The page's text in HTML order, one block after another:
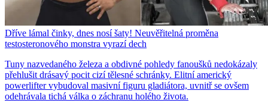
Dříve lámal činky, dnes nosí šaty! Neuvěřitelná proměna
testosteronového monstra vyrazí dech
Tuny nazvedaného železa a obdivné pohledy fanoušků nedokázaly
přehlušit drásavý pocit cizí tělesné schránky. Elitní americký
powerlifter vybudoval masivní figuru gladiátora, uvnitř se ovšem
odehrávala tichá válka o záchranu holého života.